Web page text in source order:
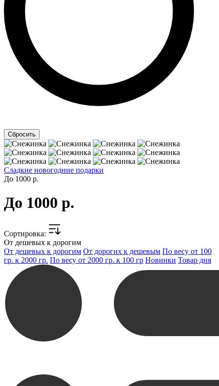
Сладкие новогодние подарки
До 1000 р.
До 1000 р.
Cортировка:
От дешевых к дорогим
От дешевых к дорогим От дорогих к дешевым По весу от 100
гр. к 2000 гр. По весу от 2000 гр. к 100 гр Новинки Товар дня